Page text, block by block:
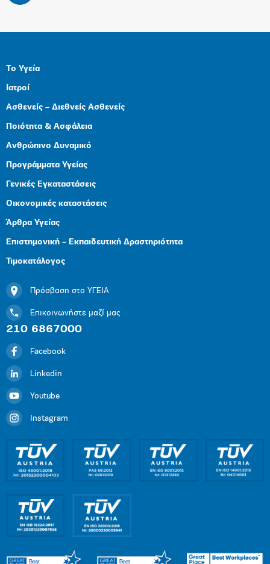
Το Υγεία
Ιατροί
Ασθενείς – Διεθνείς Ασθενείς
Ποιότητα & Ασφάλεια
Ανθρώπινο Δυναμικό
Προγράμματα Υγείας
Γενικές Εγκαταστάσεις
Οικονομικές καταστάσεις
Άρθρα Υγείας
Επιστημονική – Εκπαιδευτική Δραστηριότητα
Τιμοκατάλογος
Πρόσβαση στο ΥΓΕΙΑ
Επικοινωνήστε μαζί μας
210 6867000
Facebook
Linkedin
Youtube
Instagram